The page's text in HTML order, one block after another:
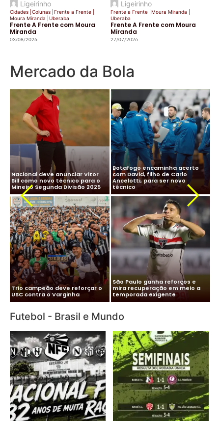
Ligeirinho
Cidades Colunas Frente a Frente
Moura Miranda
Uberaba
Frente A Frente com Moura
Miranda
03/08/2026
Ligeirinho
Frente a Frente Moura Miranda
Uberaba
Frente A Frente com Moura
Miranda
27/07/2026
Mercado da Bola
CBF desiste de Ancelotti:
salário milionário na Arábia e
impasse com Real Madrid
travam negociação
Ancelotti diz “sim” à Seleção
Brasileira e CBF finaliza
detalhes para oficializar
acordo
Cléber Xavier é o novo técnico
do Santos
Vitor Roque chega ao Brasil e
Palmeiras monta esquema
para evitar exposição
Futebol - Brasil e Mundo